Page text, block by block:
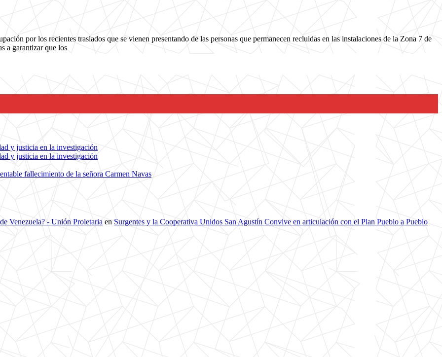
por los recientes traslados que se vienen presentando de las personas que permanecen recluidas en las instalaciones de la Zona 7 de
a garantizar que los
y justicia en la investigación
y justicia en la investigación
fallecimiento de la señora Carmen Navas
Venezuela? - Unión Proletaria en Surgentes y la Cooperativa Unidos San Agustín Convive en articulación con el Plan Pueblo a Pueblo